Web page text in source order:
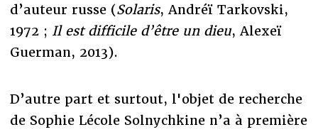
d’auteur russe (Solaris, Andréï Tarkovski,
1972 ; Il est difficile d’être un dieu, Alexeï
Guerman, 2013).
D’autre part et surtout, l'objet de recherche
de Sophie Lécole Solnychkine n’a à première